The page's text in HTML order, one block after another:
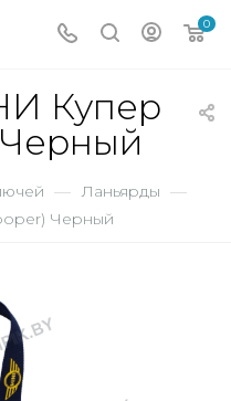
0
Купер
— Ланьярды —
Черный